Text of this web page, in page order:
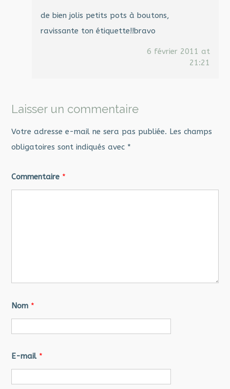
de bien jolis petits pots à boutons,
ravissante ton étiquette!!bravo
6 février 2011 at
21:21
Laisser un commentaire
Votre adresse e-mail ne sera pas publiée. Les champs
obligatoires sont indiqués avec *
Commentaire *
Nom *
E-mail *